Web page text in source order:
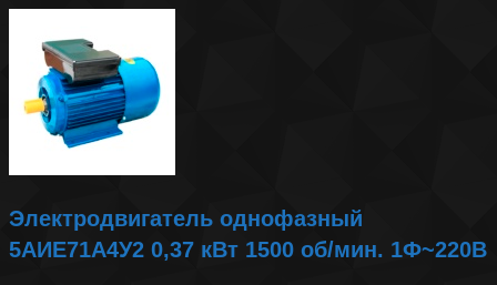
Электродвигатель однофазный
5АИЕ71А4У2 0,37 кВт 1500 об/мин. 1Ф~220В